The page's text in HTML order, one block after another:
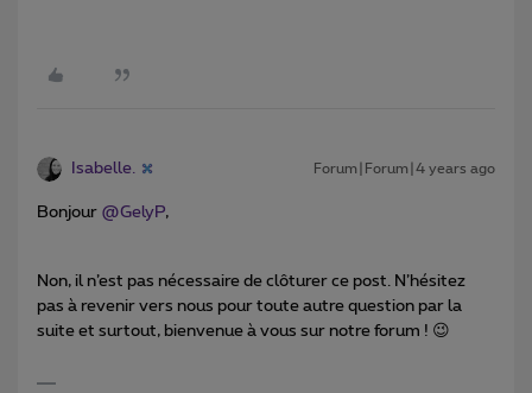
Isabelle. Forum|Forum|4 years ago
Bonjour @GelyP,
Non, il n’est pas nécessaire de clôturer ce post. N’hésitez
pas à revenir vers nous pour toute autre question par la
suite et surtout, bienvenue à vous sur notre forum ! 😉